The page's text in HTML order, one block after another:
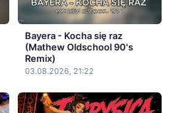
Bayera - Kocha się raz
(Mathew Oldschool 90's
Remix)
03.08.2026, 21:22